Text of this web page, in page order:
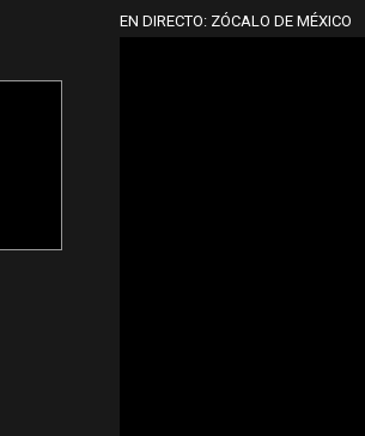
EN DIRECTO: ZÓCALO DE MÉXICO